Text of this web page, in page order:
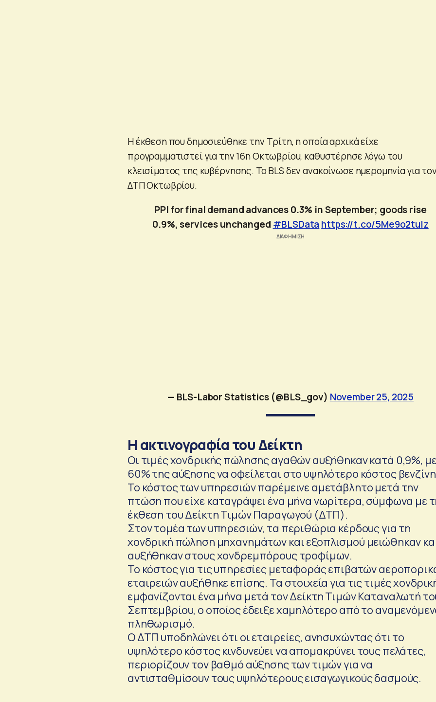
Η έκθεση που δημοσιεύθηκε την Τρίτη, η οποία αρχικά είχε
προγραμματιστεί για την 16η Οκτωβρίου, καθυστέρησε λόγω του
κλεισίματος της κυβέρνησης. Το BLS δεν ανακοίνωσε ημερομηνία για
ΔΤΠ Οκτωβρίου.
PPI for final demand advances 0.3% in September; goods rise
0.9%, services unchanged #BLSData https://t.co/5Me9o2tuIz
— BLS-Labor Statistics (@BLS_gov) November 25, 2025
Η ακτινογραφία του Δείκτη
Οι τιμές χονδρικής πώλησης αγαθών αυξήθηκαν κατά 0,9%,
60% της αύξησης να οφείλεται στο υψηλότερο κόστος
Το κόστος των υπηρεσιών παρέμεινε αμετάβλητο μετά την
πτώση που είχε καταγράψει ένα μήνα νωρίτερα, σύμφωνα με
έκθεση του Δείκτη Τιμών Παραγωγού (ΔΤΠ).
Στον τομέα των υπηρεσιών, τα περιθώρια κέρδους για τη
χονδρική πώληση μηχανημάτων και εξοπλισμού μειώθηκαν
αυξήθηκαν στους χονδρεμπόρους τροφίμων.
Το κόστος για τις υπηρεσίες μεταφοράς επιβατών
εταιρειών αυξήθηκε επίσης. Τα στοιχεία για τις τιμές
εμφανίζονται ένα μήνα μετά τον Δείκτη Τιμών Καταναλωτή
Σεπτεμβρίου, ο οποίος έδειξε χαμηλότερο από το
πληθωρισμό.
Ο ΔΤΠ υποδηλώνει ότι οι εταιρείες, ανησυχώντας ότι το
υψηλότερο κόστος κινδυνεύει να απομακρύνει τους πελάτες,
περιορίζουν τον βαθμό αύξησης των τιμών για να
αντισταθμίσουν τους υψηλότερους εισαγωγικούς δασμούς.